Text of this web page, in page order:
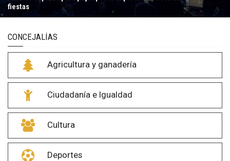
fiestas
CONCEJALÍAS
Agricultura y ganadería
Ciudadanía e Igualdad
Cultura
Deportes